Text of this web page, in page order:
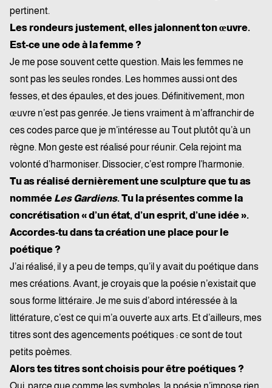
pertinent.
Les rondeurs justement, elles jalonnent ton œuvre.
Est-ce une ode à la femme ?
Je me pose souvent cette question. Mais les femmes ne
sont pas les seules rondes. Les hommes aussi ont des
fesses, et des épaules, et des joues. Définitivement, mon
œuvre n’est pas genrée. Je tiens vraiment à m’affranchir de
ces codes parce que je m’intéresse au Tout plutôt qu’à un
règne. Mon geste est réalisé pour réunir. Cela rejoint ma
volonté d’harmoniser. Dissocier, c’est rompre l’harmonie.
Tu as réalisé dernièrement une sculpture que tu as
nommée Les Gardiens. Tu la présentes comme la
concrétisation « d’un état, d’un esprit, d’une idée ».
Accordes-tu dans ta création une place pour le
poétique ?
J’ai réalisé, il y a peu de temps, qu’il y avait du poétique dans
mes créations. Avant, je croyais que la poésie n’existait que
sous forme littéraire. Je me suis d’abord intéressée à la
littérature, c’est ce qui m’a ouverte aux arts. Et d’ailleurs, mes
titres sont des agencements poétiques : ce sont de tout
petits poèmes.
Alors tes titres sont choisis pour être poétiques ?